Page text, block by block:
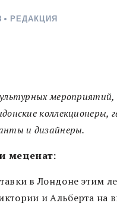
РЕДАКЦИЯ
коллекционеры,
и дизайнеры.
меценат:
в Лондоне этим
и Альберта на